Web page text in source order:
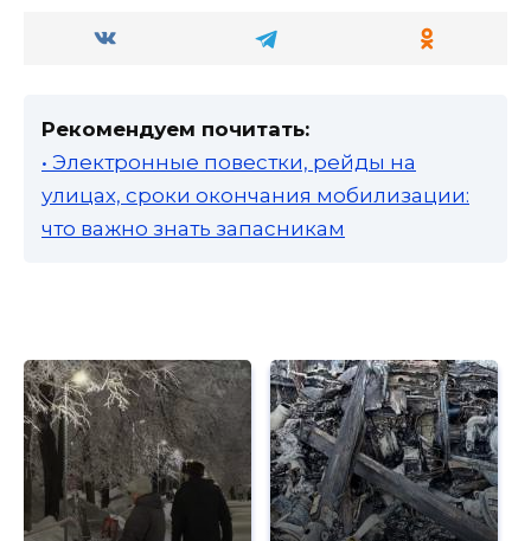
Рекомендуем почитать:
• Электронные повестки, рейды на
улицах, сроки окончания мобилизации:
что важно знать запасникам